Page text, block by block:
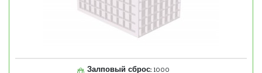
Залповый сброс: 1000